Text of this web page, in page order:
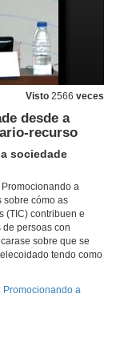
Visto 2566 veces
desde a
recurso
sociedade
a
sobre cómo as
(TIC) contribuen e
persoas con
sobre que se
tendo como
Promocionando a
Presentación da conferencia: Fomentando a autonomía dixital: cara unha sociedade sin barreiras